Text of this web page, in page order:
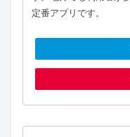
定番アプリです。